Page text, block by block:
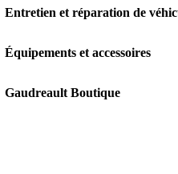
Entretien et réparation de
Équipements et accessoires
Gaudreault Boutique